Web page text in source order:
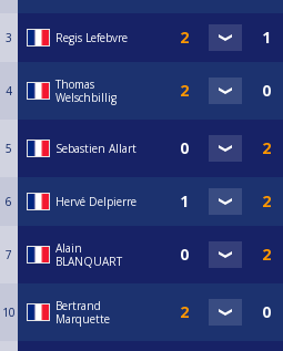
3 Regis Lefebvre
4
Thomas
Welschbillig
5 Sebastien Allart
6 Hervé Delpierre
7
Alain
BLANQUART
10
Bertrand
Marquette